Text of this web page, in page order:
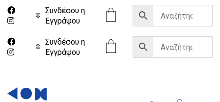
Συνδέσου η
Eγγράψου
Συνδέσου η
Eγγράψου